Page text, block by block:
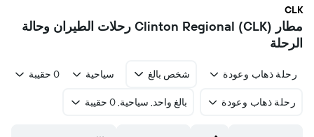
CLK
مطار Clinton Regional (CLK) رحلات الطيران وحالة
الرحلة
رحلة ذهاب وعودة شخص بالغ سياحية 0 حقيبة
رحلة ذهاب وعودة بالغ واحد, سياحية, 0 حقيبة